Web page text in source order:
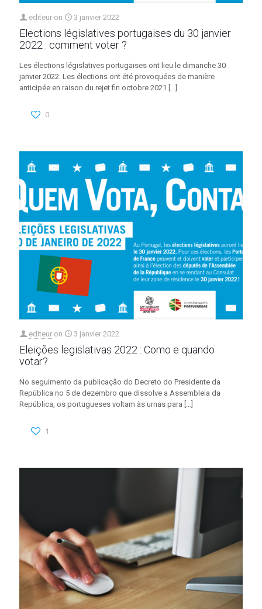
editeur on 3 janvier 2022
Elections législatives portugaises du 30 janvier
2022 : comment voter ?
Les élections législatives portugaises ont lieu le dimanche 30
janvier 2022. Les élections ont été provoquées de manière
anticipée en raison du rejet fin octobre 2021 […]
0
editeur on 3 janvier 2022
Eleições legislativas 2022 : Como e quando
votar?
No seguimento da publicação do Decreto do Presidente da
República no 5 de dezembro que dissolve a Assembleia da
República, os portugueses voltam às urnas para […]
1